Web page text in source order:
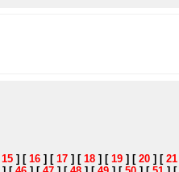
15 ] [ 16 ] [ 17 ] [ 18 ] [ 19 ] [ 20 ] [ 21